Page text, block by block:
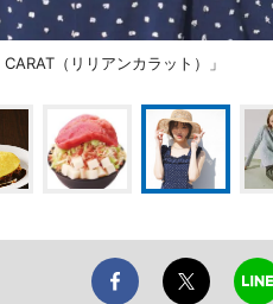
（リリアンカラット）」